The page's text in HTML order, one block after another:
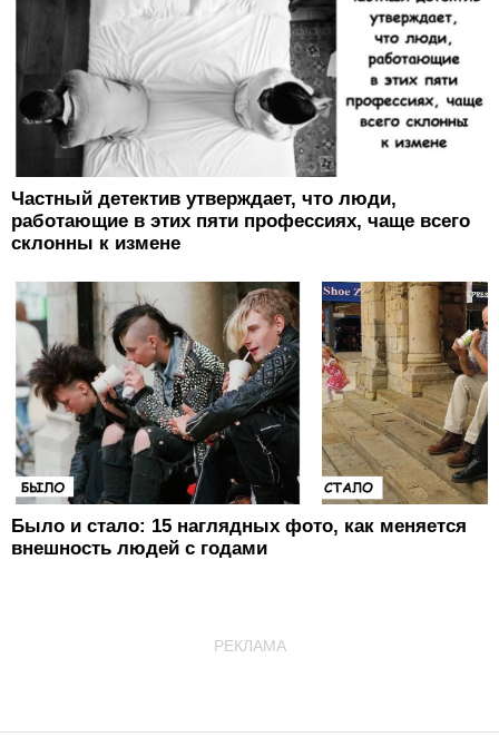
Частный детектив утверждает, что люди,
работающие в этих пяти профессиях, чаще всего
склонны к измене
Было и стало: 15 наглядных фото, как меняется
внешность людей с годами
РЕКЛАМА